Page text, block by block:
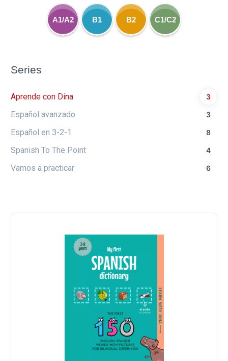
A1/A2 B1 B2 C1/C2
Series
Aprende con Dina 3
Español avanzado 3
Español en 3-2-1 8
Spanish To The Point 4
Vamos a practicar 6